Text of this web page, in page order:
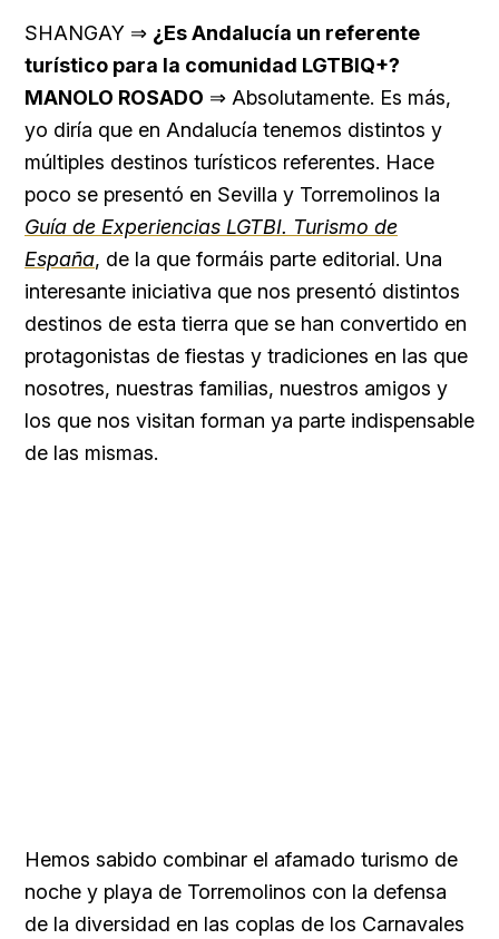
SHANGAY ⇒ ¿Es Andalucía un referente
turístico para la comunidad LGTBIQ+?
MANOLO ROSADO ⇒ Absolutamente. Es más,
yo diría que en Andalucía tenemos distintos y
múltiples destinos turísticos referentes. Hace
poco se presentó en Sevilla y Torremolinos la
Guía de Experiencias LGTBI. Turismo de
España, de la que formáis parte editorial. Una
interesante iniciativa que nos presentó distintos
destinos de esta tierra que se han convertido en
protagonistas de fiestas y tradiciones en las que
nosotres, nuestras familias, nuestros amigos y
los que nos visitan forman ya parte indispensable
de las mismas.
Hemos sabido combinar el afamado turismo de
noche y playa de Torremolinos con la defensa
de la diversidad en las coplas de los Carnavales